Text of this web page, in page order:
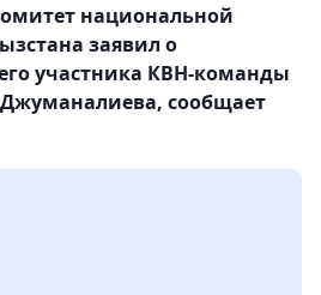
национальной
заявил о
участника КВН-команды
сообщает